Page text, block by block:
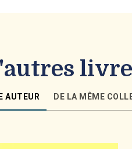
AUTEUR DE LA MÊME